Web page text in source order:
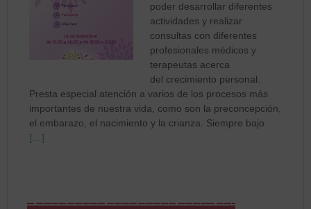
poder desarrollar diferentes
actividades y realizar
consultas con diferentes
profesionales médicos y
terapeutas acerca
del crecimiento personal.
Presta especial atención a varios de los procesos más
importantes de nuestra vida, como son la preconcepción,
el embarazo, el nacimiento y la crianza. Siempre bajo
[…]